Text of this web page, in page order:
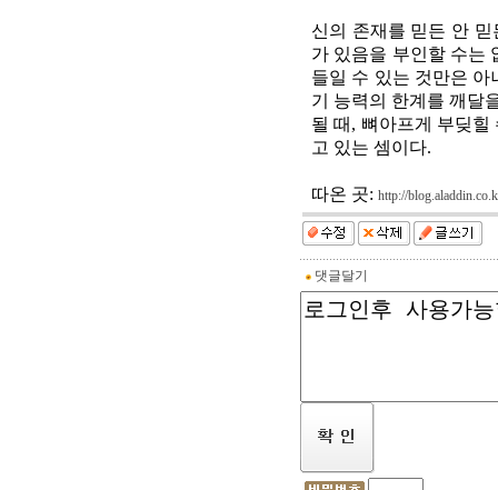
신의 존재를 믿든 안
가 있음을 부인할 수는
들일 수 있는 것만은
기 능력의 한계를 깨달
될 때, 뼈아프게 부딪
고 있는 셈이다.
따온 곳: http://
댓글달기